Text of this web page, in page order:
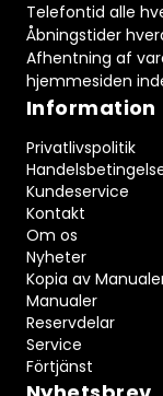
Telefontid alle
Åbningstider
Afhentning af
hjemmesiden
Information
Privatlivspolitik
Kundeservice
Kontakt
Om os
Nyheter
Kopia av
Manualer
Reservdelar
Service
Förtjänst